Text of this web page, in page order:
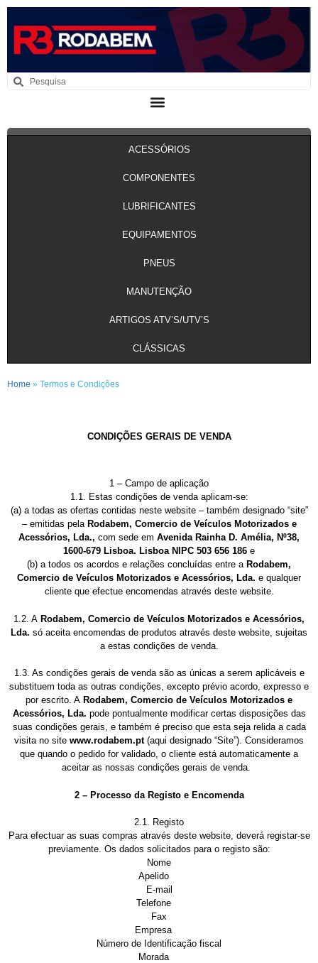
ACESSÓRIOS
COMPONENTES
LUBRIFICANTES
EQUIPAMENTOS
PNEUS
MANUTENÇÃO
ARTIGOS ATV’S/UTV’S
CLÁSSICAS
Home » Termos e Condições
CONDIÇÕES GERAIS DE VENDA
1 – Campo de aplicação
1.1. Estas condições de venda aplicam-se:
(a) a todas as ofertas contidas neste website – também designado “site”
– emitidas pelaRodabem, Comercio de Veículos Motorizados e
Acessórios, Lda., com sede em Avenida Rainha D. Amélia, Nº38,
1600-679 Lisboa. Lisboa NIPC 503 656 186 e
(b) a todos os acordos e relações concluídas entre a Rodabem,
Comercio de Veículos Motorizados e Acessórios, Lda. e qualquer
cliente que efectue encomendas através deste website.
1.2. A Rodabem, Comercio de Veículos Motorizados e Acessórios,
Lda. só aceita encomendas de produtos através deste website, sujeitas
a estas condições de venda.
1.3. As condições gerais de venda são as únicas a serem aplicáveis e
substituem toda as outras condições, excepto prévio acordo, expresso e
por escrito. A Rodabem, Comercio de Veículos Motorizados e
Acessórios, Lda. pode pontualmente modificar certas disposições das
suas condições gerais, e também é preciso que esta seja relida a cada
visita no site www.rodabem.pt(aqui designado “Site”). Consideramos
que quando o pedido for validado, o cliente está automaticamente a
aceitar as nossas condições gerais de venda.
2 – Processo da Registo e Encomenda
2.1. Registo
Para efectuar as suas compras através deste website, deverá registar-se
previamente. Os dados solicitados para o registo são:
Nome
Apelido
E-mail
Telefone
Fax
Empresa
Número de Identificação fiscal
Morada